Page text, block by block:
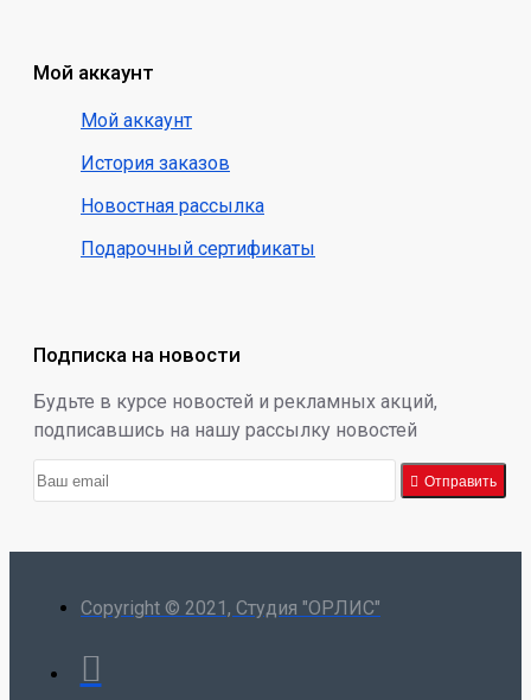
Мой аккаунт
Мой аккаунт
История заказов
Новостная рассылка
Подарочный сертификаты
Подписка на новости
Будьте в курсе новостей и рекламных акций,
подписавшись на нашу рассылку новостей
Отправить
Copyright © 2021, Студия "ОРЛИС"